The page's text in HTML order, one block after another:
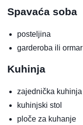
Spavaća soba
posteljina
garderoba ili ormar
Kuhinja
zajednička kuhinja
kuhinjski stol
ploče za kuhanje